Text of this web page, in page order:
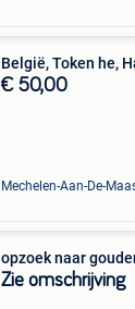
België, Token he,
€ 50,00
Mechelen-Aan-De-
opzoek naar
Zie omschrijving